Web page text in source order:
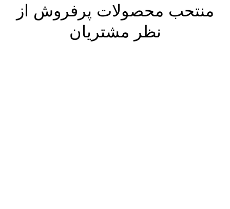
منتحب محصولات پرفروش از
نظر مشتریان